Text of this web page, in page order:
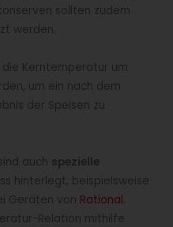
sollten zudem
werden.
Kerntemperatur um
um ein nach dem
der Speisen zu
auch spezielle
hinterlegt, beispielsweise
Geräten von Rational
Relation mithilfe